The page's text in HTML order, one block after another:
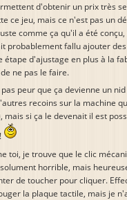
d'obtenir un prix très
ce jeu, mais ce n'est pas un
comme ça qu'il a été
probablement fallu ajouter
étape d'ajustage en plus à la
ne pas le faire.
pas peur que ça devienne un
recoins sur la machine
mais si ça le devenait il est
toi, je trouve que le clic
horrible, mais
de toucher pour cliquer.
la plaque tactile, mais je